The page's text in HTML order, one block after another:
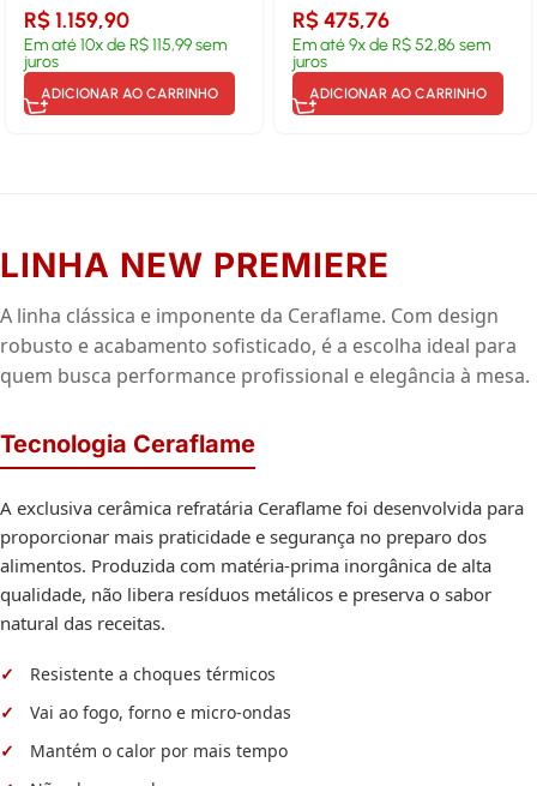
R$1.159,90
Em até10x deR$115,99sem
juros
ADICIONAR AO CARRINHO
R$475,76
Em até9x deR$52,86 sem
juros
ADICIONAR AO CARRINHO
LINHA NEW PREMIERE
A linha clássica e imponente da Ceraflame. Com design
robusto e acabamento sofisticado, é a escolha ideal para
quem busca performance profissional e elegância à mesa.
Tecnologia Ceraflame
A exclusiva cerâmica refratária Ceraflame foi desenvolvida para
proporcionar mais praticidade e segurança no preparo dos
alimentos. Produzida com matéria-prima inorgânica de alta
qualidade, não libera resíduos metálicos e preserva o sabor
natural das receitas.
Resistente a choques térmicos
Vai ao fogo, forno e micro-ondas
Mantém o calor por mais tempo